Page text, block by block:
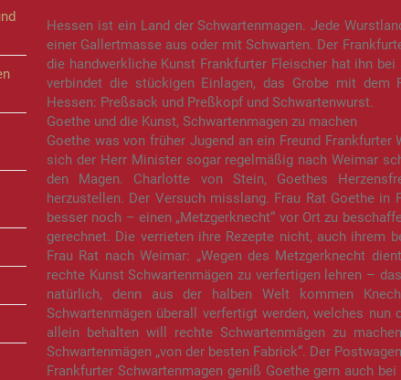
Hessen ist ein Land der Schwartenmagen. Jede
einer Gallertmasse aus oder mit Schwarten. Der
die handwerkliche Kunst Frankfurter Fleischer hat ihn
verbindet die stückigen Einlagen, das Grobe mit dem
Hessen: Preßsack und Preßkopf und Schwartenwurst.
Goethe und die Kunst, Schwartenmagen zu machen
Goethe was von früher Jugend an ein Freund
sich der Herr Minister sogar regelmäßig nach Weimar
den Magen. Charlotte von Stein, Goethes
herzustellen. Der Versuch misslang. Frau Rat Goethe
besser noch – einen „Metzgerknecht“ vor Ort zu
gerechnet. Die verrieten ihre Rezepte nicht, auch ihrem
Frau Rat nach Weimar: „Wegen des Metzgerknecht
rechte Kunst Schwartenmägen zu verfertigen lehren –
natürlich, denn aus der halben Welt kommen
Schwartenmägen überall verfertigt werden, welches
allein behalten will rechte Schwartenmägen zu
Schwartenmägen „von der besten Fabrick“. Der
Frankfurter Schwartenmagen geniß Goethe gern auch